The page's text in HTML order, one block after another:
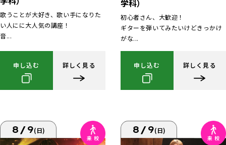
歌うことが大好き、歌い手になりた
い人にに大人気の講座！
音...
申し込む 詳しく見る
学科）
初心者さん、大歓迎！
ギターを弾いてみたいけどきっかけ
がな...
申し込む 詳しく見る
8/9(日) 8/9(日)